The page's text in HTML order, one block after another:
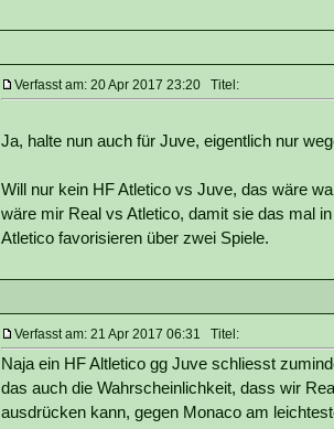
Verfasst am: 20 Apr 2017 23:20 Titel:
Ja, halte nun auch für Juve, eigentlich nur
Will nur kein HF Atletico vs Juve, das wäre
wäre mir Real vs Atletico, damit sie das mal
Atletico favorisieren über zwei Spiele.
Verfasst am: 21 Apr 2017 06:31 Titel:
Naja ein HF Altletico gg Juve schliesst
das auch die Wahrscheinlichkeit, dass wir
ausdrücken kann, gegen Monaco am